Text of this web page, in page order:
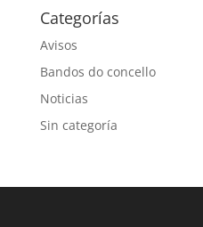
Categorías
Avisos
Bandos do concello
Noticias
Sin categoría